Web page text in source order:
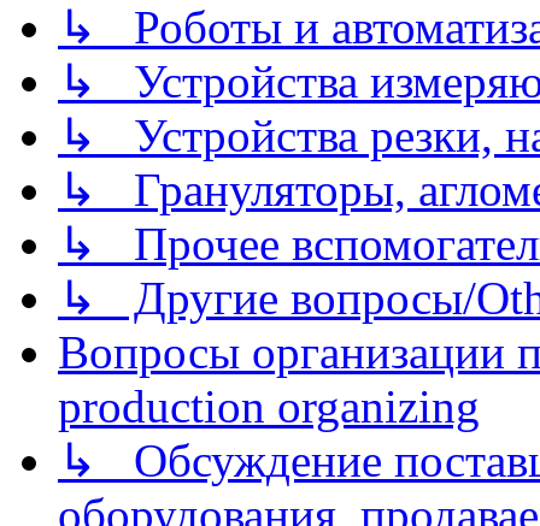
↳ Роботы и
↳ Устройства
↳ Устройства резки,
↳ Грануляторы,
↳ Прочее
↳ Другие вопросы/
Вопросы организации
production organizing
↳ Обсуждение
оборудования,